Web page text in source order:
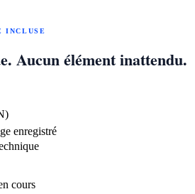
INCLUSE
Aucun élément inattendu.
enregistré
cours